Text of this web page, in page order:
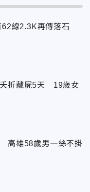
62線2.3K再傳落石
折藏屍5天 19歲女
高雄58歲男一絲不掛